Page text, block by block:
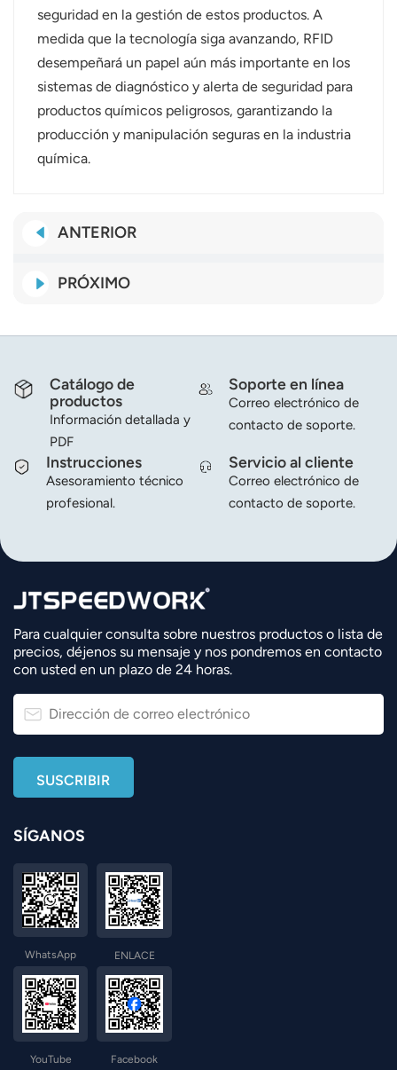
seguridad en la gestión de estos productos. A
medida que la tecnología siga avanzando, RFID
desempeñará un papel aún más importante en los
sistemas de diagnóstico y alerta de seguridad para
productos químicos peligrosos, garantizando la
producción y manipulación seguras en la industria
química.
ANTERIOR
PRÓXIMO
Catálogo de
productos
Información detallada y
PDF
Soporte en línea
Correo electrónico de
contacto de soporte.
Instrucciones
Asesoramiento técnico
profesional.
Servicio al cliente
Correo electrónico de
contacto de soporte.
Para cualquier consulta sobre nuestros productos o lista de
precios, déjenos su mensaje y nos pondremos en contacto
con usted en un plazo de 24 horas.
SÍGANOS
WhatsApp ENLACE
YouTube Facebook